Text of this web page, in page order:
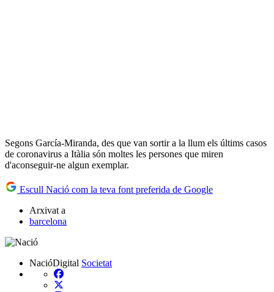
Segons García-Miranda, des que van sortir a la llum els últims casos
de coronavirus a Itàlia són moltes les persones que miren
d'aconseguir-ne algun exemplar.
Escull Nació com la teva font preferida de Google
Arxivat a
barcelona
NacióDigital Societat